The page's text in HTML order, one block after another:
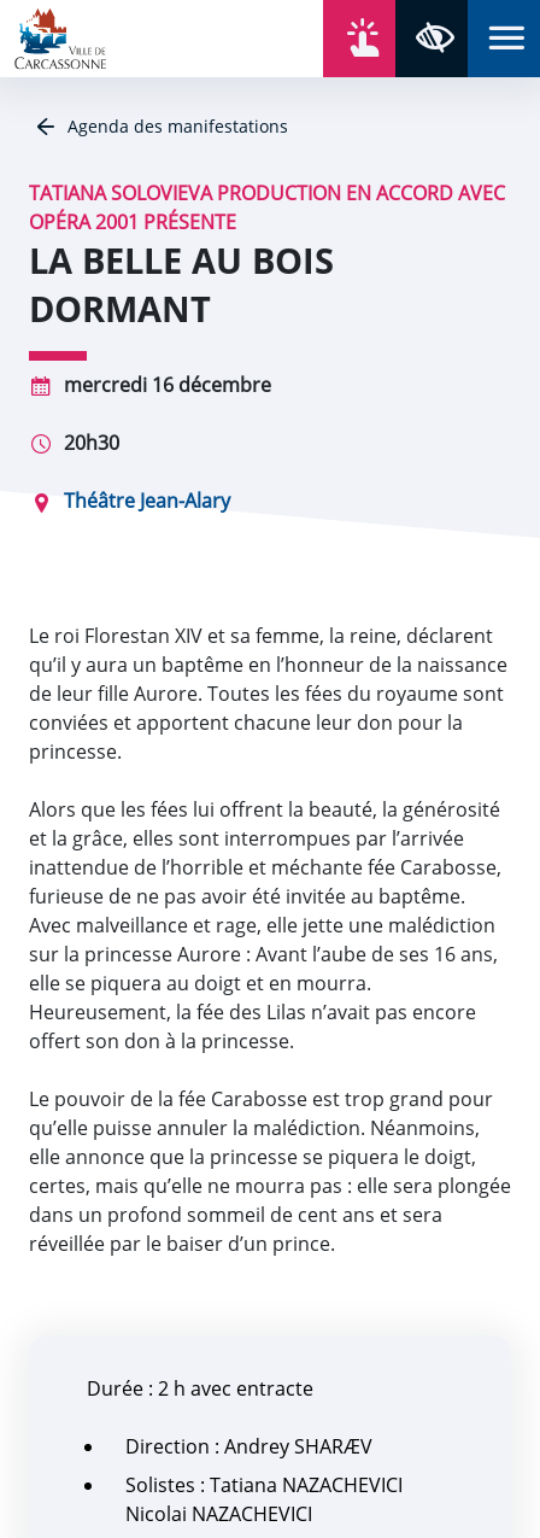
Aller au contenu
Aller au menu
Aller au plan du site
Aller à la recherche
Agenda des manifestations
TATIANA SOLOVIEVA PRODUCTION EN ACCORD AVEC
OPÉRA 2001 PRÉSENTE
LA BELLE AU BOIS
DORMANT
mercredi 16 décembre
20h30
Théâtre Jean-Alary
Le roi Florestan XIV et sa femme, la reine, déclarent
qu’il y aura un baptême en l’honneur de la naissance
de leur fille Aurore. Toutes les fées du royaume sont
conviées et apportent chacune leur don pour la
princesse.
Alors que les fées lui offrent la beauté, la générosité
et la grâce, elles sont interrompues par l’arrivée
inattendue de l’horrible et méchante fée Carabosse,
furieuse de ne pas avoir été invitée au baptême.
Avec malveillance et rage, elle jette une malédiction
sur la princesse Aurore : Avant l’aube de ses 16 ans,
elle se piquera au doigt et en mourra.
Heureusement, la fée des Lilas n’avait pas encore
offert son don à la princesse.
Le pouvoir de la fée Carabosse est trop grand pour
qu’elle puisse annuler la malédiction. Néanmoins,
elle annonce que la princesse se piquera le doigt,
certes, mais qu’elle ne mourra pas : elle sera plongée
dans un profond sommeil de cent ans et sera
réveillée par le baiser d’un prince.
Durée : 2 h avec entracte
Direction : Andrey SHARÆV
Solistes : Tatiana NAZACHEVICI
Nicolai NAZACHEVICI
Panneau de gestion des cookies